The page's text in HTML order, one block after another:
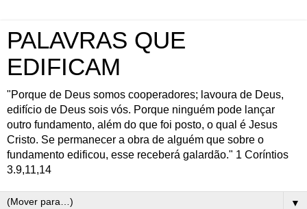
PALAVRAS QUE
EDIFICAM
"Porque de Deus somos cooperadores; lavoura de Deus,
edifício de Deus sois vós. Porque ninguém pode lançar
outro fundamento, além do que foi posto, o qual é Jesus
Cristo. Se permanecer a obra de alguém que sobre o
fundamento edificou, esse receberá galardão." 1 Coríntios
3.9,11,14
▼